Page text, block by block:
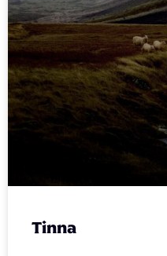
Tinna